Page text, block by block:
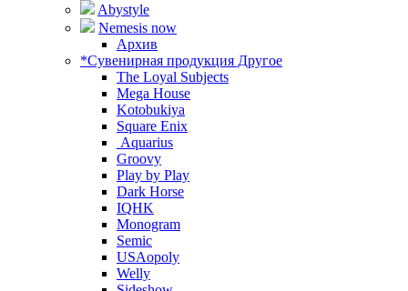
Abystyle
Nemesis now
Архив
*Сувенирная продукция Другое
The Loyal Subjects
Mega House
Kotobukiya
Square Enix
Aquarius
Groovy
Play by Play
Dark Horse
IQHK
Monogram
Semic
USAopoly
Welly